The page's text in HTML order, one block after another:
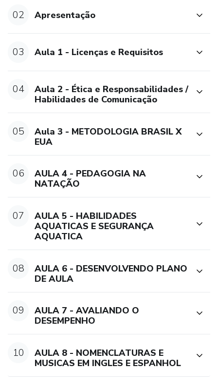
02 Apresentação
03 Aula 1 - Licenças e Requisitos
04
Aula 2 - Ética e Responsabilidades /
Habilidades de Comunicação
05
Aula 3 - METODOLOGIA BRASIL X
EUA
06
AULA 4 - PEDAGOGIA NA
NATAÇÃO
07
AULA 5 - HABILIDADES
AQUATICAS E SEGURANÇA
AQUATICA
08
AULA 6 - DESENVOLVENDO PLANO
DE AULA
09
AULA 7 - AVALIANDO O
DESEMPENHO
10
AULA 8 - NOMENCLATURAS E
MUSICAS EM INGLES E ESPANHOL